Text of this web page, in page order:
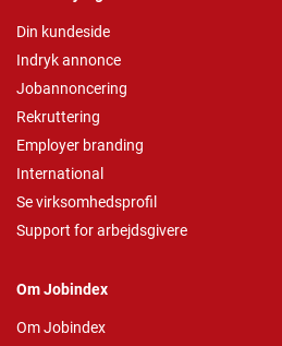
Din kundeside
Indryk annonce
Jobannoncering
Rekruttering
Employer branding
International
Se virksomhedsprofil
Support for arbejdsgivere
Om Jobindex
Om Jobindex